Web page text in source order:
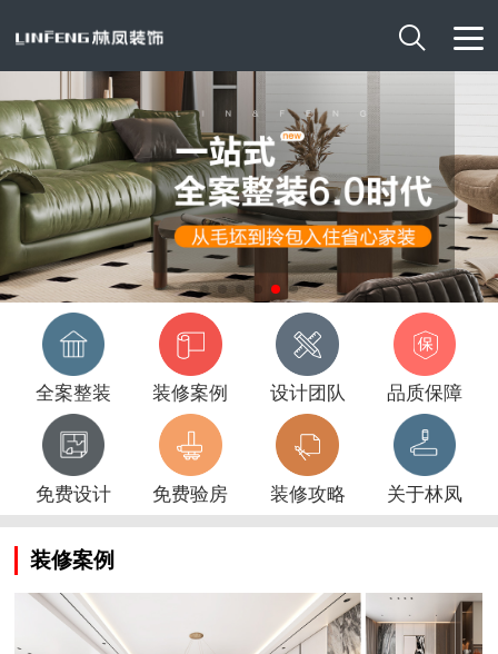

全案整装 装修案例 设计团队 品质保障
免费设计 免费验房 装修攻略 关于林凤
装修案例